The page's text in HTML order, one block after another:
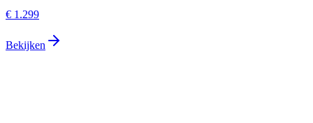
€ 1.299
Bekijken